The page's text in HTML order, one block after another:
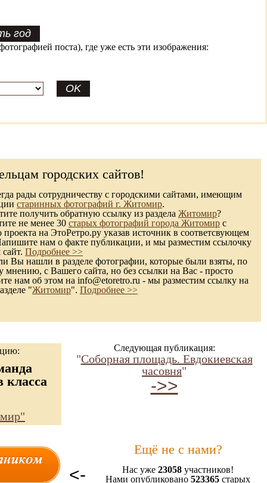
поста), где уже есть эти изображения:
городских сайтов!
рады сотрудничеству с городскими сайтами, имеющим
старинных фотографий г. Житомир.
получить обратную ссылку из раздела Житомир?
не менее 30 старых фотографий города Житомир с
на ЭтоРетро.ру указав источник в соответсвующем
нам о факте публикации, и мы разместим ссылочку
Подробнее >>
Вы нашли в разделе фотографии, которые были взяты, по
мнению, с Вашего сайта, но без ссылки на Вас - просто
нам об этом на info@etoretro.ru - мы разместим ссылку на
"Житомир". Подробнее >>
класса
Следующая публикация:
"Соборная площадь. Евдокиевская
часовня"
->>
<-
Ещё не с нами?
Нас уже 23058 участников!
Нами опубликовано 523365 старых